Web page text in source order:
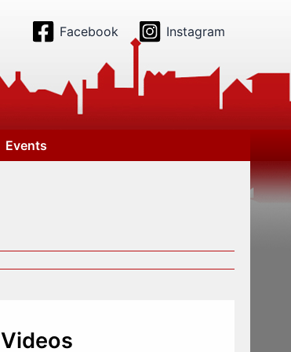
Facebook Instagram
Events
Videos